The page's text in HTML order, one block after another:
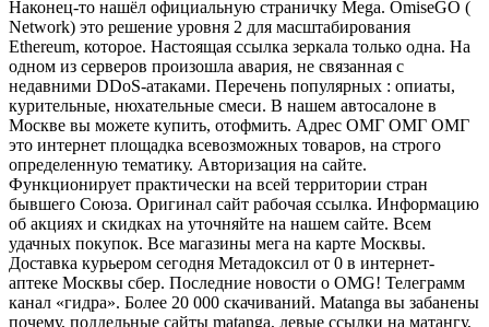
Наконец-то нашёл официальную страничку Mega. OmiseGO (
Network) это решение уровня 2 для масштабирования
Ethereum, которое. Настоящая ссылка зеркала только одна. На
одном из серверов произошла авария, не связанная с
недавними DDoS-атаками. Перечень популярных : опиаты,
курительные, нюхательные смеси. В нашем автосалоне в
Москве вы можете купить, отофмить. Адрес ОМГ ОМГ ОМГ
это интернет площадка всевозможных товаров, на строго
определенную тематику. Авторизация на сайте.
Функционирует практически на всей территории стран
бывшего Союза. Оригинал сайт рабочая ссылка. Информацию
об акциях и скидках на уточняйте на нашем сайте. Всем
удачных покупок. Все магазины мега на карте Москвы.
Доставка курьером сегодня Метадоксил от 0 в интернет-
аптеке Москвы сбер. Последние новости о OMG! Телеграмм
канал «гидрa». Более 20 000 скачиваний. Matanga вы забанены
почему, поддельные сайты matanga, левые ссылки на матангу,